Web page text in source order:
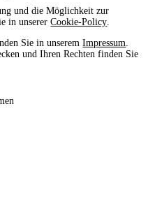
und die Möglichkeit zur
in unsererCookie-Policy
Sie in unseremImpressum
und Ihren Rechten finden Sie